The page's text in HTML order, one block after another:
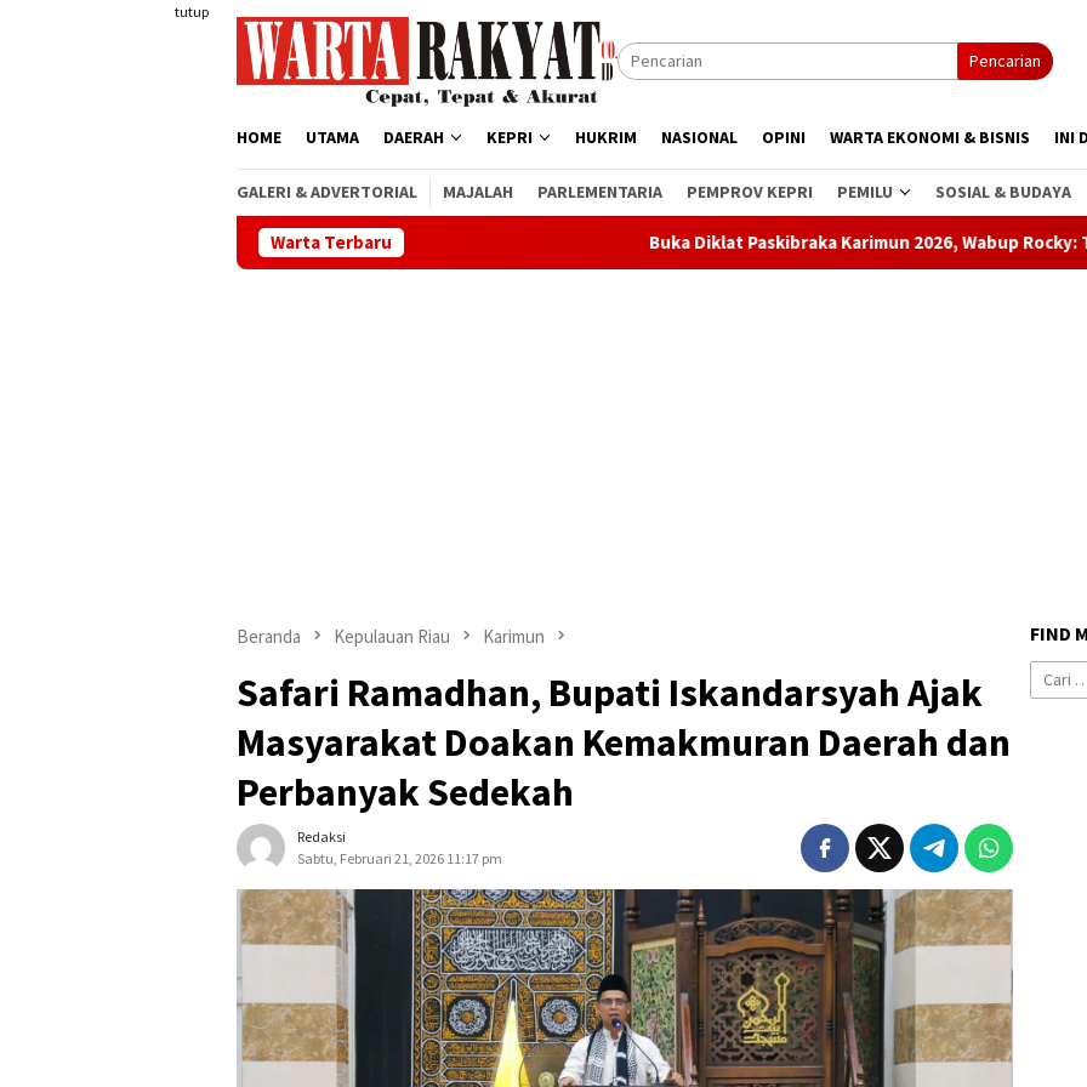
tutup
Pencarian
HOME UTAMA DAERAH KEPRI HUKRIM NASIONAL OPINI WARTA EKONOMI & BISNIS INI
GALERI & ADVERTORIAL MAJALAH PARLEMENTARIA PEMPROV KEPRI PEMILU SOSIAL & BUDAYA
Warta Terbaru Buka Diklat Paskibraka Karimun 2026, Wabup Rocky: Tugas Ini Bukan
Beranda Kepulauan Riau Karimun
Safari Ramadhan, Bupati Iskandarsyah Ajak
Masyarakat Doakan Kemakmuran Daerah dan
Perbanyak Sedekah
Redaksi
Sabtu, Februari 21, 2026 11:17 pm
FIND
Cari
untuk: